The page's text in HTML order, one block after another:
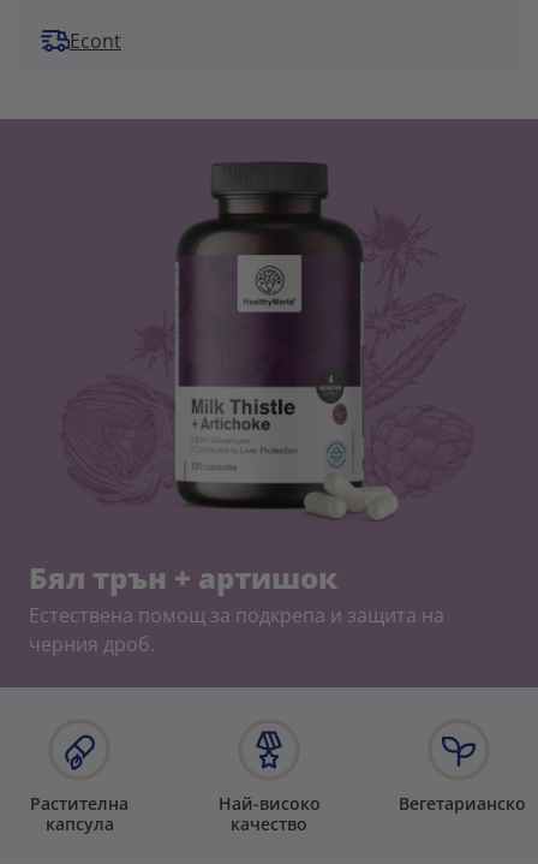
Econt
Бял трън + артишок
Естествена помощ за подкрепа и защита на
черния дроб.
Растителна
капсула
Най-високо
качество
Вегетарианско